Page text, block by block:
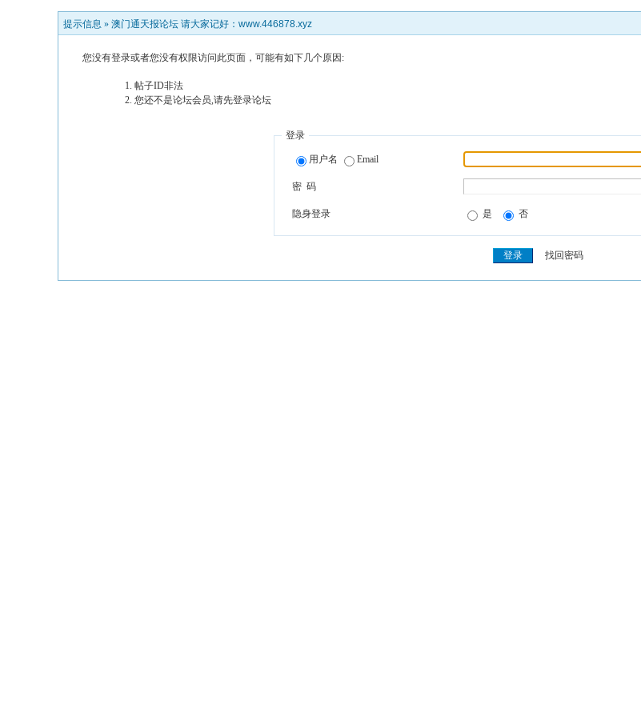
提示信息 » 澳门通天报论坛 请大家记好：www.446878.xyz
您没有登录或者您没有权限访问此页面，可能有如下几个原因:
帖子ID非法
您还不是论坛会员,请先登录论坛
登录
用户名 Email
密 码
隐身登录 是 否
找回密码